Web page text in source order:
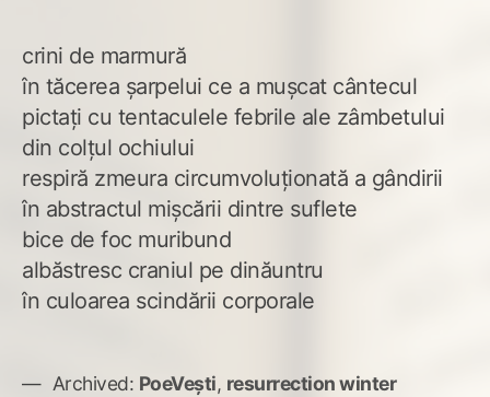
crini de marmură
în tăcerea șarpelui ce a mușcat cântecul
pictați cu tentaculele febrile ale zâmbetului
din colțul ochiului
respiră zmeura circumvoluționată a gândirii
în abstractul mișcării dintre suflete
bice de foc muribund
albăstresc craniul pe dinăuntru
în culoarea scindării corporale
Archived: PoeVești, resurrection winter